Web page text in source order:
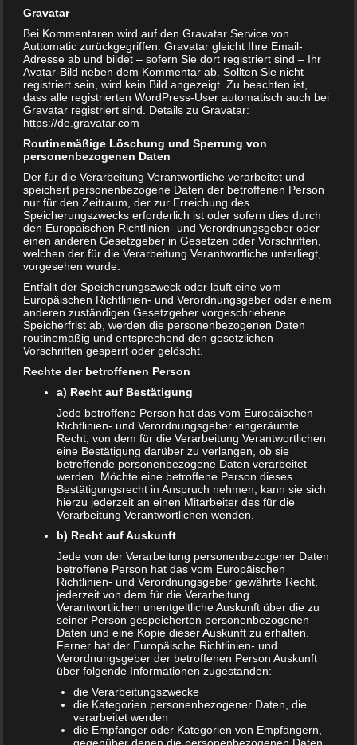
Dieses Buch ist für Kinder ab 3 bis 6 Jahre geeignet. Es
kostet als gebundene Ausgabe 11,90 Euro.
Wir bleiben eure Eltern! – ein gutes
Trennungsbuch?
Die Bilder sind ansprechend und kleinkindgerecht
illustriert. Das Buch zeigt, dass wenn beide Eltern
zusammenarbeiten die ganze Familie von dieser positiven
helfen, Ängste und Unsicherheiten bei den Kinder zu
bekämpfen und diese anspruchsvolle Lebensphase gut zu
meistern. Das Trennungsbuch für Kinder vermittelt, dass
die Bindung zwischen Eltern und Kind nicht zerbrechen
kann und immer bestehen bleiben wird. Negativ stößt hier,
auf, dass der Vater auszieht und das Kind bei der Mutter
bleibt. Der Vater hat lediglich ein regelmäßiges
Besuchsrecht. Auch an dieser Stelle erfolgt der Hinweis,
dass dies zur jeweiligen Lebenssituation des Kindes
passen sollte. Ansonsten ist dieses Trennungsbuch für
Kinder uneingeschränkt zu empfehlen.
Jetzt kaufen
Finnigo und seine Farbenvon Linda
Sötsch
Dieses Trennungsbuch für Kinder handelt vom kleinen
Gravatar
Bei Kommentaren wird auf den Gravatar Service von
Auttomatic zurückgegriffen. Gravatar gleicht Ihre Email-
Adresse ab und bildet – sofern Sie dort registriert sind – Ihr
Avatar-Bild neben dem Kommentar ab. Sollten Sie nicht
registriert sein, wird kein Bild angezeigt. Zu beachten ist,
dass alle registrierten WordPress-User automatisch auch bei
Gravatar registriert sind. Details zu Gravatar:
https://de.gravatar.com
Routinemäßige Löschung und Sperrung von
personenbezogenen Daten
Der für die Verarbeitung Verantwortliche verarbeitet und
speichert personenbezogene Daten der betroffenen Person
nur für den Zeitraum, der zur Erreichung des
Speicherungszwecks erforderlich ist oder sofern dies durch
den Europäischen Richtlinien- und Verordnungsgeber oder
einen anderen Gesetzgeber in Gesetzen oder Vorschriften,
welchen der für die Verarbeitung Verantwortliche unterliegt,
vorgesehen wurde.
Entfällt der Speicherungszweck oder läuft eine vom
Europäischen Richtlinien- und Verordnungsgeber oder einem
anderen zuständigen Gesetzgeber vorgeschriebene
Speicherfrist ab, werden die personenbezogenen Daten
routinemäßig und entsprechend den gesetzlichen
Vorschriften gesperrt oder gelöscht.
Rechte der betroffenen Person
a) Recht auf Bestätigung
Jede betroffene Person hat das vom Europäischen
Richtlinien- und Verordnungsgeber eingeräumte
Recht, von dem für die Verarbeitung Verantwortlichen
eine Bestätigung darüber zu verlangen, ob sie
betreffende personenbezogene Daten verarbeitet
werden. Möchte eine betroffene Person dieses
Bestätigungsrecht in Anspruch nehmen, kann sie sich
hierzu jederzeit an einen Mitarbeiter des für die
Verarbeitung Verantwortlichen wenden.
b) Recht auf Auskunft
Jede von der Verarbeitung personenbezogener Daten
betroffene Person hat das vom Europäischen
Richtlinien- und Verordnungsgeber gewährte Recht,
jederzeit von dem für die Verarbeitung
Verantwortlichen unentgeltliche Auskunft über die zu
seiner Person gespeicherten personenbezogenen
Daten und eine Kopie dieser Auskunft zu erhalten.
Ferner hat der Europäische Richtlinien- und
Verordnungsgeber der betroffenen Person Auskunft
über folgende Informationen zugestanden:
die Verarbeitungszwecke
die Kategorien personenbezogener Daten, die
verarbeitet werden
die Empfänger oder Kategorien von Empfängern,
gegenüber denen die personenbezogenen Daten